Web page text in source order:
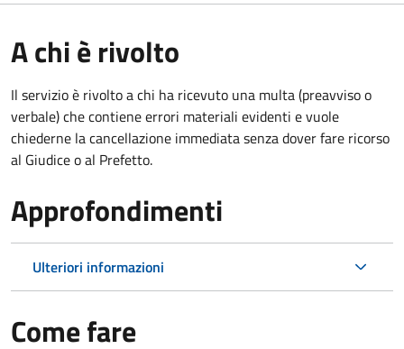
A chi è rivolto
Il servizio è rivolto a chi ha ricevuto una multa (preavviso o
verbale) che contiene errori materiali evidenti e vuole
chiederne la cancellazione immediata senza dover fare ricorso
al Giudice o al Prefetto.
Approfondimenti
Ulteriori informazioni
Come fare